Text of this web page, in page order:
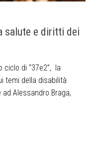
salute e diritti dei
ciclo di “37e2”, la
temi della disabilità
Alessandro Braga,